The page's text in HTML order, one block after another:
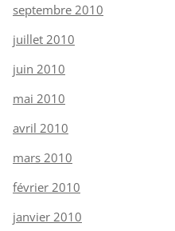
septembre 2010
juillet 2010
juin 2010
mai 2010
avril 2010
mars 2010
février 2010
janvier 2010